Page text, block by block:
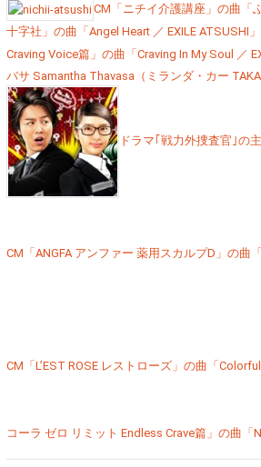
CM「ニチイ介護講座」の曲「
十字社」の曲「Angel Heart ／ EXILE ATSUSHI」
Craving Voice篇」の曲「Craving In My Soul ／
バサ Samantha Thavasa（ミランダ・カー
ドラマ｢戦力外捜査官｣の
CM「ANGFA アンファー 薬用スカルプD」の曲
CM「L’EST ROSE レストローズ」の曲「Colorful
コーラ ゼロ リミット Endless Crave篇」の曲「